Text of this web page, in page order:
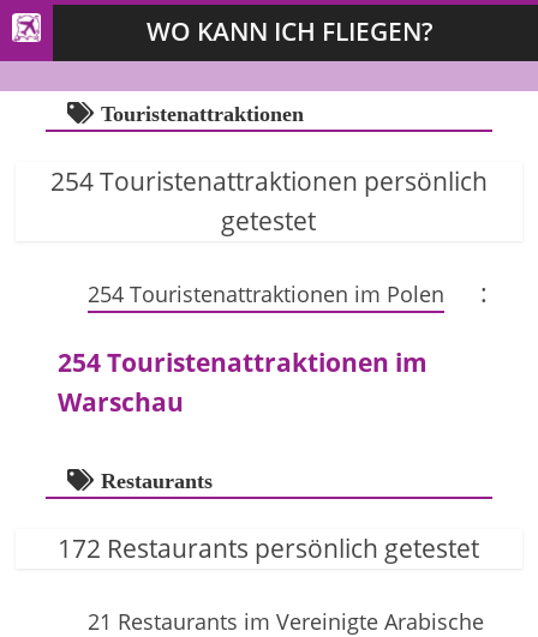
WO KANN ICH FLIEGEN?
Touristenattraktionen
254 Touristenattraktionen persönlich
getestet
254 Touristenattraktionen im Polen :
254 Touristenattraktionen im
Warschau
Restaurants
172 Restaurants persönlich getestet
21 Restaurants im Vereinigte Arabische